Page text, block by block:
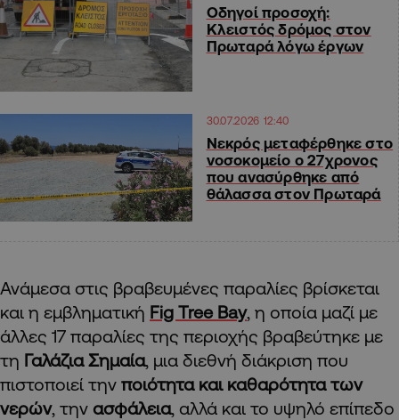
Οδηγοί προσοχή:
Κλειστός δρόμος στον
Πρωταρά λόγω έργων
30.07.2026 12:40
Νεκρός μεταφέρθηκε στο
νοσοκομείο ο 27χρονος
που ανασύρθηκε από
θάλασσα στον Πρωταρά
Ανάμεσα στις βραβευμένες παραλίες βρίσκεται
και η εμβληματική Fig Tree Bay, η οποία μαζί με
άλλες 17 παραλίες της περιοχής βραβεύτηκε με
τη Γαλάζια Σημαία, μια διεθνή διάκριση που
πιστοποιεί την ποιότητα και καθαρότητα των
νερών, την ασφάλεια, αλλά και το υψηλό επίπεδο